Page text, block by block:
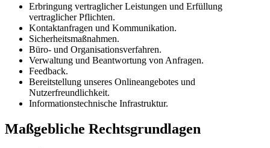
Erbringung vertraglicher Leistungen und Erfüllung
vertraglicher Pflichten.
Kontaktanfragen und Kommunikation.
Sicherheitsmaßnahmen.
Büro- und Organisationsverfahren.
Verwaltung und Beantwortung von Anfragen.
Feedback.
Bereitstellung unseres Onlineangebotes und
Nutzerfreundlichkeit.
Informationstechnische Infrastruktur.
Maßgebliche Rechtsgrundlagen